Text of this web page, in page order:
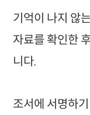
기억이 나지 않
자료를 확인한
니다.
조서에 서명하